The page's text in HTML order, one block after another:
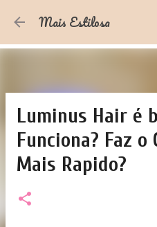
Pular para o
Mais Estilosa
Luminus Hair é
Funciona? Faz o
Mais Rapido?